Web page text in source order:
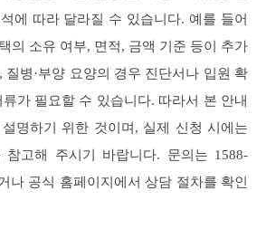
에 따라 달라질 수 있습니다. 예를 들어
의 소유 여부, 면적, 금액 기준 등이 추가
질병·부양 요양의 경우 진단서나 입원 확
가 필요할 수 있습니다. 따라서 본 안내
명하기 위한 것이며, 실제 신청 시에는
참고해 주시기 바랍니다. 문의는 1588-
나 공식 홈페이지에서 상담 절차를 확인